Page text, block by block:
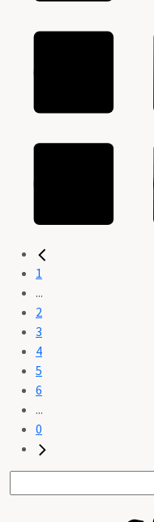
1
...
2
3
4
5
6
...
0